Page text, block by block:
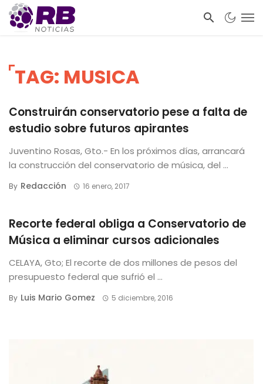
TAG: MUSICA
Construirán conservatorio pese a falta de
estudio sobre futuros apirantes
Juventino Rosas, Gto.- En los próximos días, arrancará
la construcción del conservatorio de música, del ...
By Redacción 16 enero, 2017
Recorte federal obliga a Conservatorio de
Música a eliminar cursos adicionales
CELAYA, Gto; El recorte de dos millones de pesos del
presupuesto federal que sufrió el ...
By Luis Mario Gomez 5 diciembre, 2016